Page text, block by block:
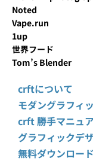
Noted
Vape.run
1up
世界フード
Tom’s Blender
crftについて
モダングラフィ
crft 勝手マニュ
グラフィックデ
無料ダウンロ